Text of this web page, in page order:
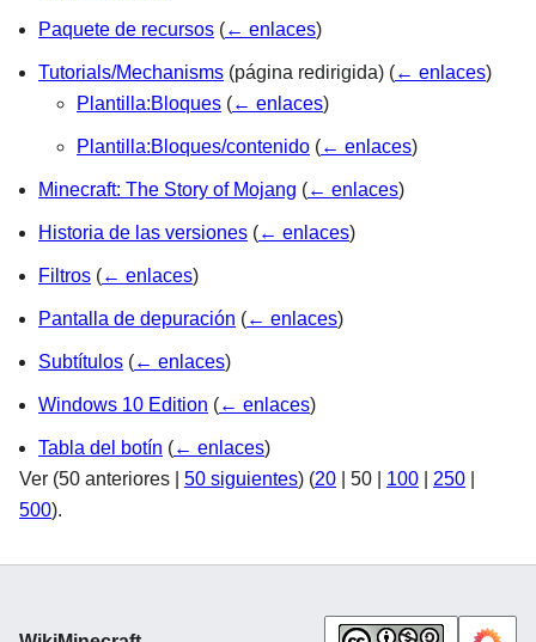
Paquete de recursos (← enlaces)
Tutorials/Mechanisms (página redirigida) (← enlaces)
Plantilla:Bloques (← enlaces)
Plantilla:Bloques/contenido (← enlaces)
Minecraft: The Story of Mojang (← enlaces)
Historia de las versiones (← enlaces)
Filtros (← enlaces)
Pantalla de depuración (← enlaces)
Subtítulos (← enlaces)
Windows 10 Edition (← enlaces)
Tabla del botín (← enlaces)
Ver (50 anteriores 50 siguientes) (20 50 100 250
500).